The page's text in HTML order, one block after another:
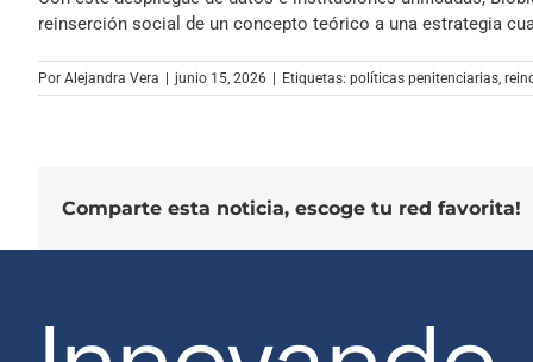
reinserción social de un concepto teórico a una estrategia
Por Alejandra Vera junio 15, 2026 Etiquetas: políticas penitenciarias,
Comparte esta noticia, escoge tu red favorita!